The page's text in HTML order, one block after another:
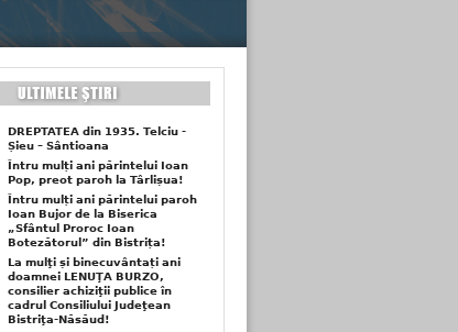
DREPTATEA din 1935. Telciu -
Șieu – Sântioana
Întru mulți ani părintelui Ioan
Pop, preot paroh la Târlișua!
Întru mulți ani părintelui paroh
Ioan Bujor de la Biserica
„Sfântul Proroc Ioan
Botezătorul” din Bistrița!
La mulţi și binecuvântați ani
doamnei LENUŢA BURZO,
consilier achiziţii publice în
cadrul Consiliului Judeţean
Bistriţa-Năsăud!